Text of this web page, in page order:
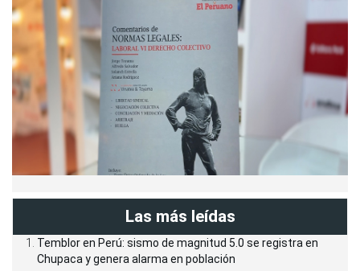
Las más leídas
Temblor en Perú: sismo de magnitud 5.0 se registra en
Chupaca y genera alarma en población